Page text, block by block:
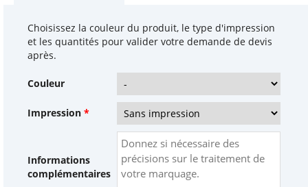
Choisissez la couleur du produit, le type d'impression
et les quantités pour valider votre demande de devis
après.
Couleur
Impression *
Informations
complémentaires